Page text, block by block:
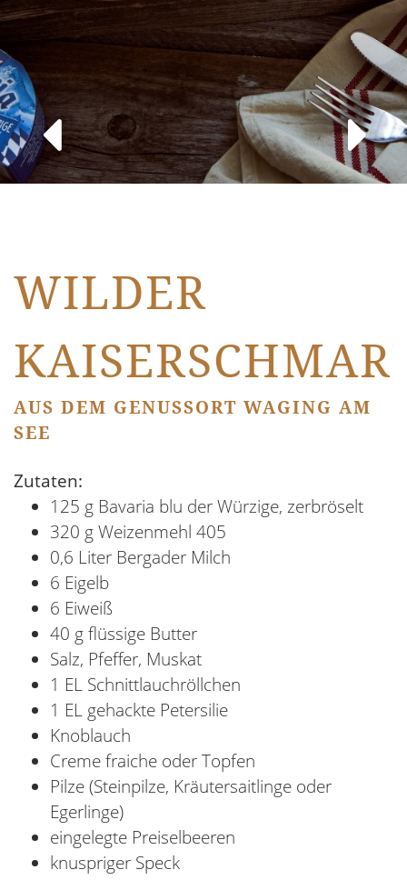
WILDER
AUS DEM GENUSSORT WAGING AM
SEE
Zutaten:
125 g Bavaria blu der Würzige, zerbröselt
320 g Weizenmehl 405
0,6 Liter Bergader Milch
6 Eigelb
6 Eiweiß
40 g flüssige Butter
Salz, Pfeffer, Muskat
1 EL Schnittlauchröllchen
1 EL gehackte Petersilie
Knoblauch
Creme fraiche oder Topfen
Pilze (Steinpilze, Kräutersaitlinge oder
Egerlinge)
eingelegte Preiselbeeren
knuspriger Speck